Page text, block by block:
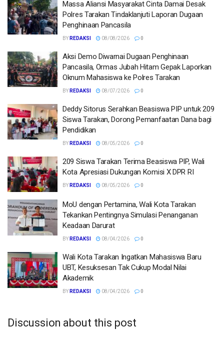
Massa Aliansi Masyarakat Cinta Damai Desak
Polres Tarakan Tindaklanjuti Laporan Dugaan
Penghinaan Pancasila
BY REDAKSI 08/08/2026 0
Aksi Demo Diwarnai Dugaan Penghinaan
Pancasila, Ormas Jubah Hitam Gepak Laporkan
Oknum Mahasiswa ke Polres Tarakan
BY REDAKSI 08/07/2026 0
Deddy Sitorus Serahkan Beasiswa PIP untuk 209
Siswa Tarakan, Dorong Pemanfaatan Dana bagi
Pendidikan
BY REDAKSI 08/05/2026 0
209 Siswa Tarakan Terima Beasiswa PIP, Wali
Kota Apresiasi Dukungan Komisi X DPR RI
BY REDAKSI 08/05/2026 0
MoU dengan Pertamina, Wali Kota Tarakan
Tekankan Pentingnya Simulasi Penanganan
Keadaan Darurat
BY REDAKSI 08/04/2026 0
Wali Kota Tarakan Ingatkan Mahasiswa Baru
UBT, Kesuksesan Tak Cukup Modal Nilai
Akademik
BY REDAKSI 08/04/2026 0
Discussion about this post